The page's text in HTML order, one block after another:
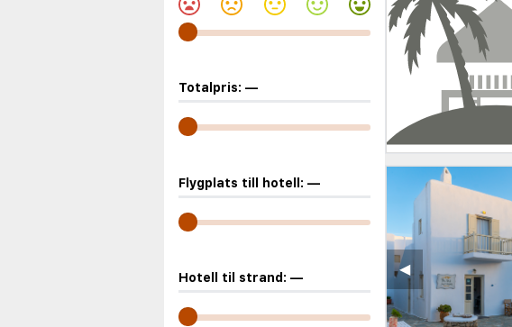
Totalpris: —
Flygplats till hotell: —
Hotell til strand: —
◀︎